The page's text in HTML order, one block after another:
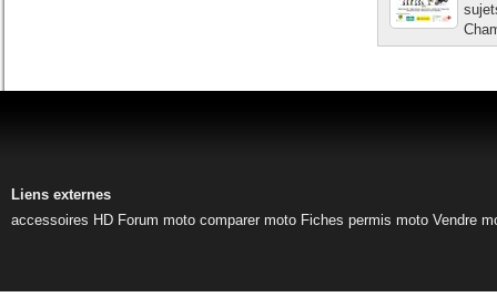
Liens externes
accessoires HD Forum moto comparer moto Fiches permis moto Vendre